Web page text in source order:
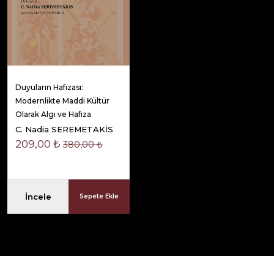
Duyuların Hafızası:
Modernlikte Maddi Kültür
Olarak Algı ve Hafıza
C. Nadia SEREMETAKİS
209,00 ₺ 380,00 ₺
İncele Sepete Ekle